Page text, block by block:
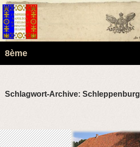
8ème
Schlagwort-Archive: Schleppenburg